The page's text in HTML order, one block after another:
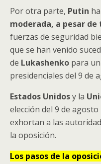
Por otra parte, Putin
moderada, a pesar de
fuerzas de seguridad
que se han venido
de Lukashenko para
presidenciales del 9 de
Estados Unidosy la
elección del 9 de
exhortan a las
la oposición.
Los pasos de la